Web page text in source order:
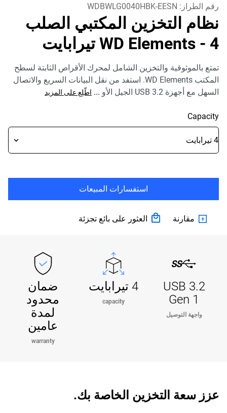
رقم الطراز: WDBWLG0040HBK-EESN
نظام التخزين المكتبي الصلب
WD Elements - 4 تيرابايت
تمتع بالموثوقية والتخزين الشامل لمحرك الأقراص الثابتة لسطح
المكتب WD Elements. استفد من نقل البيانات السريع والاتصال
السهل مع أجهزة USB 3.2 الجيل الأو
... اطّلِع على المزيد
Capacity
استفسارات المبيعات
مقارنة العثور على بائع تجزئة
USB 3.2
Gen 1
واجهة التوصيل
4 تيرابايت
capacity
ضمان
محدود
لمدة
عامين
warranty
عزز سعة التخزين الخاصة بك.